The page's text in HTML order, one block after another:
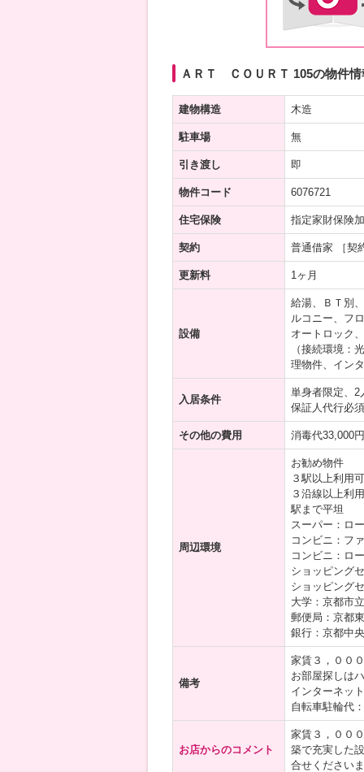
ＡＲＴ ＣＯＵＲＴ 105の物件情
建物構造 木造
駐車場 無
引き渡し 即
物件コード 6076721
住宅保険 指定家財保険
契約 普通借家 ［契
更新料 1ヶ月
設備
給湯、ＢＴ別
ルコニー、フ
オートロック
（接続環境：
理物件、イン
入居条件
単身者限定、2
保証人代行必
その他の費用 消毒代33,000
周辺環境
お勧め物件
３駅以上利用可
３沿線以上利
駅まで平坦
スーパー：ロ
コンビニ：フ
コンビニ：ロ
ショッピング
ショッピング
大学：京都市
郵便局：京都
銀行：京都中
備考
家賃３，００
お部屋探しは
インターネッ
自転車駐輪代
お店からのコメント
家賃３，００
築で充実した
合せください